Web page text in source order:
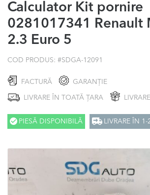
Calculator Kit pornire
0281017341 Renault
2.3 Euro 5
COD PRODUS: #SDGA-12091
FACTURĂ GARANȚIE
LIVRARE ÎN TOATĂ ȚARA
PIESĂ DISPONIBILĂ LIVRARE ÎN 1-